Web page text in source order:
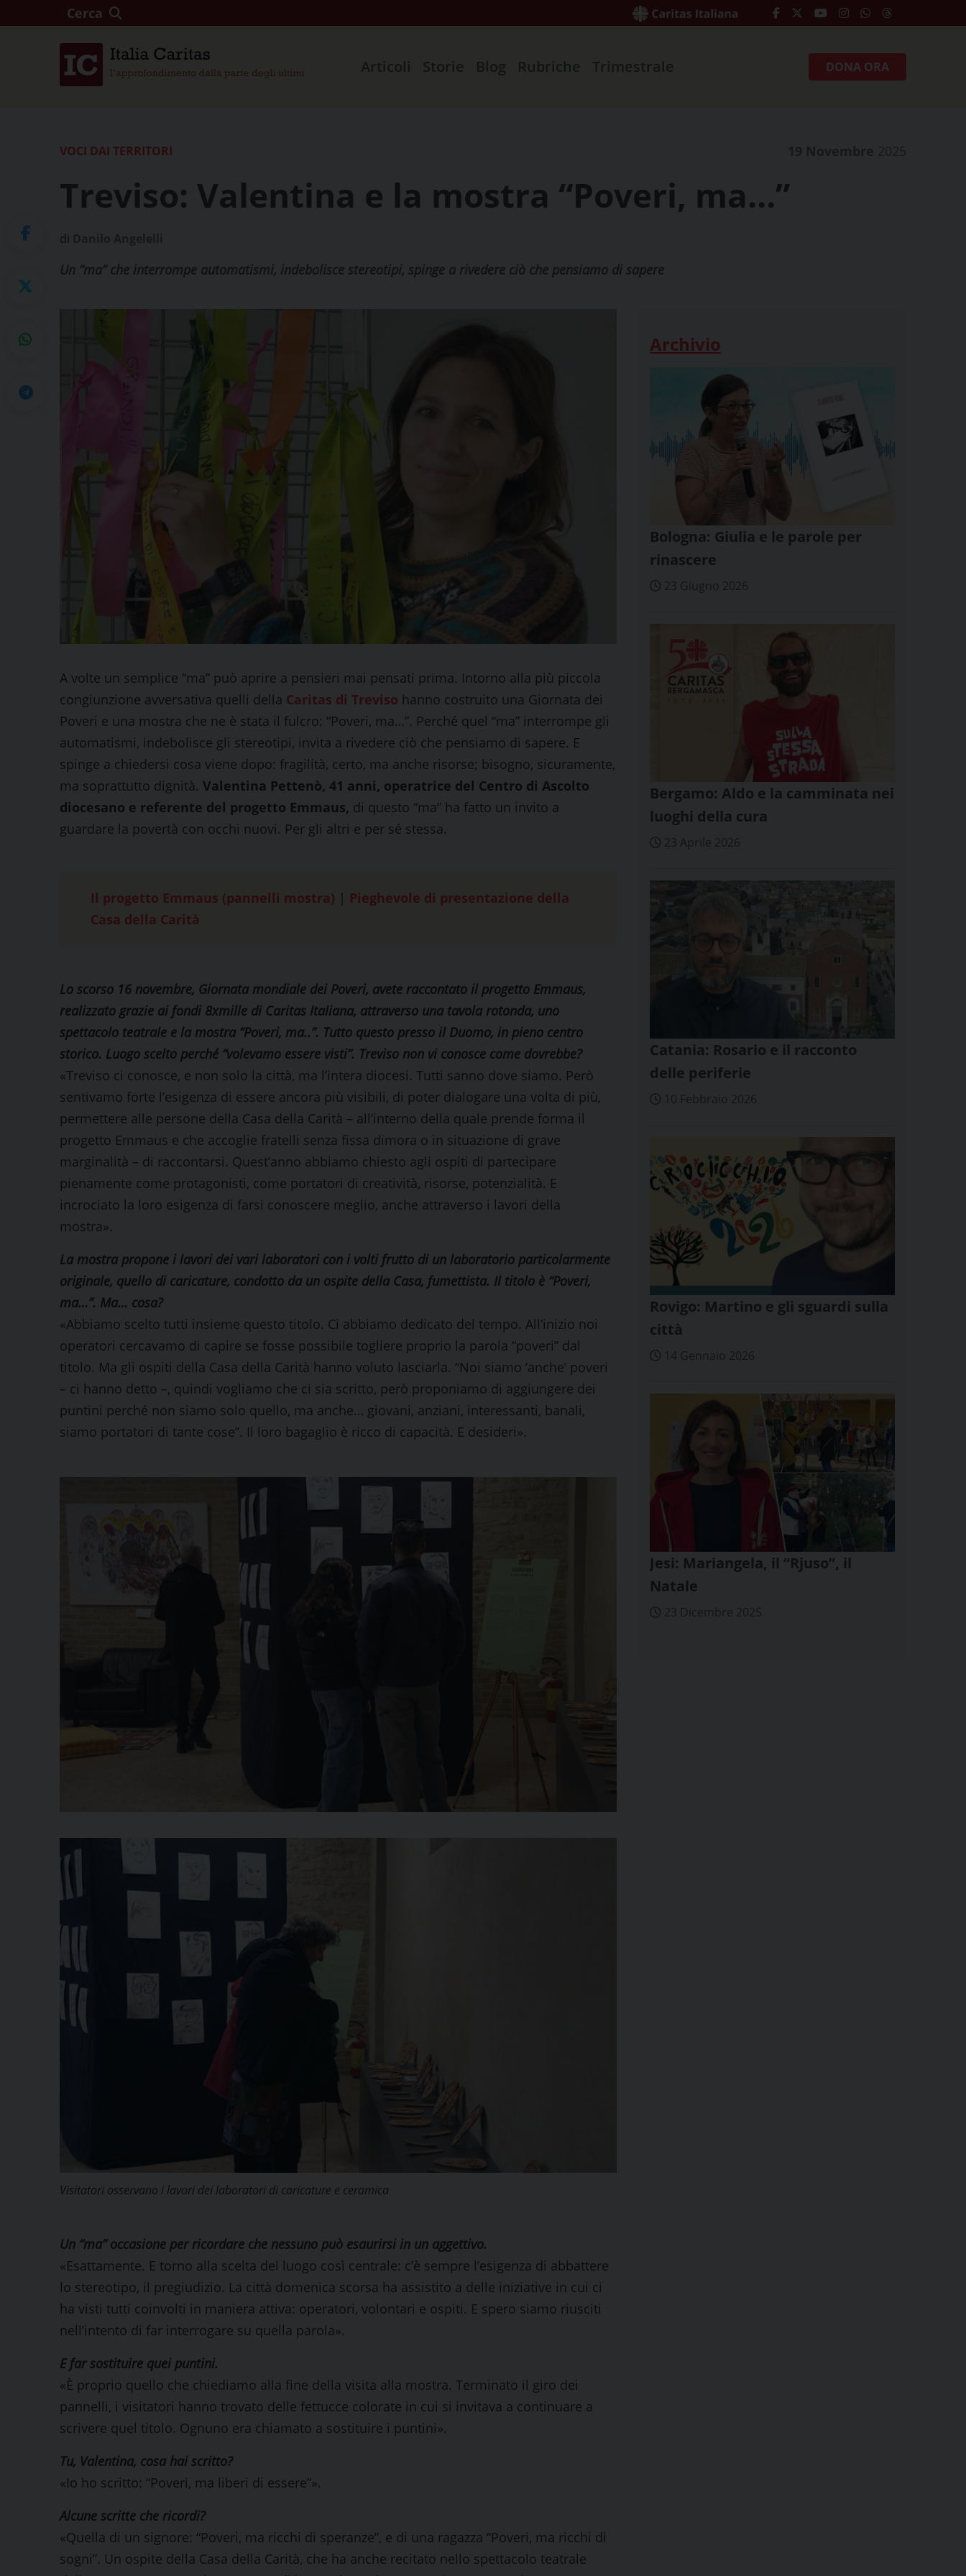
Cerca
Articoli Storie Blog Rubriche Trimestrale DONA ORA
VOCI DAI TERRITORI
Treviso: Valentina e la mostra “Poveri, ma…”
di
Un “ma” che interrompe automatismi, indebolisce stereotipi, spinge a rivedere ciò che pensiamo di sapere
A volte un semplice “ma” può aprire a pensieri mai pensati prima. Intorno alla più piccola
congiunzione avversativa quelli della Caritas di Treviso hanno costruito una Giornata dei
Poveri e una mostra che ne è stata il fulcro: “Poveri, ma…”. Perché quel “ma” interrompe gli
automatismi, indebolisce gli stereotipi, invita a rivedere ciò che pensiamo di sapere. E
spinge a chiedersi cosa viene dopo: fragilità, certo, ma anche risorse; bisogno, sicuramente,
ma soprattutto dignità. Valentina Pettenò, 41 anni, operatrice del Centro di Ascolto
diocesano e referente del progetto Emmaus, di questo “ma” ha fatto un invito a
guardare la povertà con occhi nuovi. Per gli altri e per sé stessa.
Il progetto Emmaus (pannelli mostra)
Pieghevole di presentazione della
Casa della Carità
Lo scorso 16 novembre, Giornata mondiale dei Poveri, avete raccontato il progetto Emmaus,
realizzato grazie ai fondi 8xmille di Caritas Italiana, attraverso una tavola rotonda, uno
spettacolo teatrale e la mostra “Poveri, ma..”. Tutto questo presso il Duomo, in pieno centro
storico. Luogo scelto perché “volevamo essere visti”. Treviso non vi conosce come dovrebbe?
«Treviso ci conosce, e non solo la città, ma l’intera diocesi. Tutti sanno dove siamo. Però
sentivamo forte l’esigenza di essere ancora più visibili, di poter dialogare una volta di più,
permettere alle persone della Casa della Carità – all’interno della quale prende forma il
progetto Emmaus e che accoglie fratelli senza fissa dimora o in situazione di grave
marginalità – di raccontarsi. Quest’anno abbiamo chiesto agli ospiti di partecipare
pienamente come protagonisti, come portatori di creatività, risorse, potenzialità. E
incrociato la loro esigenza di farsi conoscere meglio, anche attraverso i lavori della
mostra».
La mostra propone i lavori dei vari laboratori con i volti frutto di un laboratorio particolarmente
originale, quello di caricature, condotto da un ospite della Casa, fumettista. Il titolo è “Poveri,
ma…”. Ma… cosa?
«Abbiamo scelto tutti insieme questo titolo. Ci abbiamo dedicato del tempo. All’inizio noi
operatori cercavamo di capire se fosse possibile togliere proprio la parola “poveri” dal
titolo. Ma gli ospiti della Casa della Carità hanno voluto lasciarla. “Noi siamo ‘anche’ poveri
– ci hanno detto –, quindi vogliamo che ci sia scritto, però proponiamo di aggiungere dei
puntini perché non siamo solo quello, ma anche… giovani, anziani, interessanti, banali,
siamo portatori di tante cose”. Il loro bagaglio è ricco di capacità. E desideri».
Visitatori osservano i lavori dei laboratori di caricature e ceramica
Un “ma” occasione per ricordare che nessuno può esaurirsi in un aggettivo.
«Esattamente. E torno alla scelta del luogo così centrale: c’è sempre l’esigenza di abbattere
lo stereotipo, il pregiudizio. La città domenica scorsa ha assistito a delle iniziative in cui ci
ha visti tutti coinvolti in maniera attiva: operatori, volontari e ospiti. E spero siamo riusciti
nell’intento di far interrogare su quella parola».
E far sostituire quei puntini.
«È proprio quello che chiediamo alla fine della visita alla mostra. Terminato il giro dei
pannelli, i visitatori hanno trovato delle fettucce colorate in cui si invitava a continuare a
scrivere quel titolo. Ognuno era chiamato a sostituire i puntini».
Tu, Valentina, cosa hai scritto?
«Io ho scritto: “Poveri, ma liberi di essere”».
Alcune scritte che ricordi?
«Quella di un signore: “Poveri, ma ricchi di speranze”, e di una ragazza “Poveri, ma ricchi di
sogni”. Un ospite della Casa della Carità, che ha anche recitato nello spettacolo teatrale
Archivio
Bologna: Giulia e le parole per
rinascere
23 Giugno 2026
Bergamo: Aldo e la camminata nei
luoghi della cura
23 Aprile 2026
Catania: Rosario e il racconto
delle periferie
10 Febbraio 2026
Rovigo: Martino e gli sguardi sulla
città
14 Gennaio 2026
Jesi: Mariangela, il “Rjuso”, il
Natale
23 Dicembre 2025